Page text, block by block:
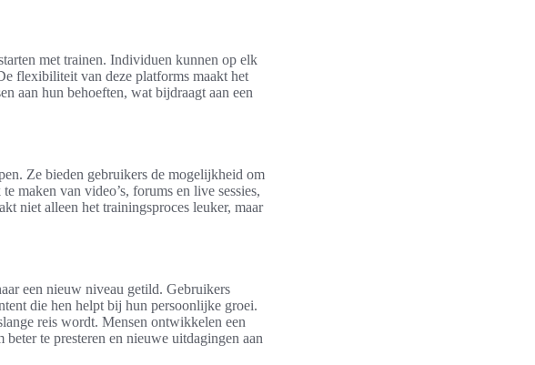
met trainen. Individuen kunnen op elk
flexibiliteit van deze platforms maakt het
aan hun behoeften, wat bijdraagt aan een
Ze bieden gebruikers de mogelijkheid om
maken van video’s, forums en live sessies,
niet alleen het trainingsproces leuker, maar
een nieuw niveau getild. Gebruikers
die hen helpt bij hun persoonlijke groei.
reis wordt. Mensen ontwikkelen een
te presteren en nieuwe uitdagingen aan